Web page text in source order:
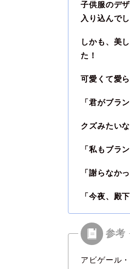
子供服のデ
入り込んで
しかも、美
た！
可愛くて愛
「君がブラ
クズみたい
「私もブラ
「謝らなか
「今夜、殿
アビゲール